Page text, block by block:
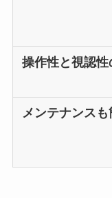
操作性と視認性
メンテナンスも